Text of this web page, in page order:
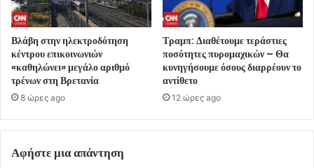
Βλάβη στην ηλεκτροδότηση
κέντρου επικοινωνιών
«καθηλώνει» μεγάλο αριθμό
τρένων στη Βρετανία
8 ώρες ago
Τραμπ: Διαθέτουμε τεράστιες
ποσότητες πυρομαχικών – Θα
κυνηγήσουμε όσους διαρρέουν το
αντίθετο
12 ώρες ago
Αφήστε μια απάντηση